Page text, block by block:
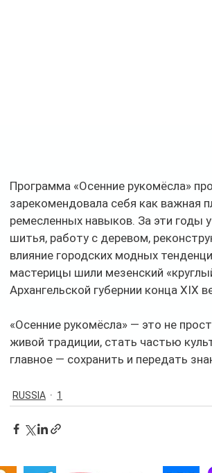
Программа «Осенние рукомёсла»
зарекомендовала себя как важная
ремесленных навыков. За эти годы
шитья, работу с деревом,
влияние городских модных
мастерицы шили мезенский
Архангельской губернии конца XIX
«Осенние рукомёсла» — это не
живой традиции, стать частью
главное — сохранить и передать
RUSSIA 1